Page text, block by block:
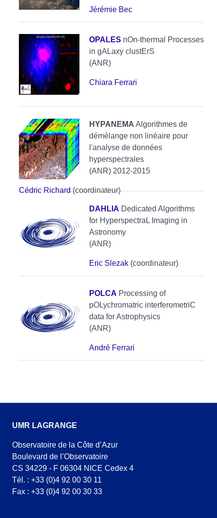
Jérémie Bec
OPALES nOn-thermal Processes
in gALaxy clustErS
(ANR)
Chiara Ferrari
HYPANEMA Algorithmes de
démélange non linéaire pour
l'analyse de données
hyperspectrales
(ANR) 2012-2015
Cédric Richard(coordinateur)
DAHLIA Dedicated Algorithms
for HyperspectraL Imaging in
Astronomy
(ANR)
Eric Slezak (coordinateur)
POLCA Processing of
pOLychromatric interferometriC
data for Astrophysics
(ANR)
André Ferrari
UMR LAGRANGE
Observatoire de la Côte d’Azur
Boulevard de l’Observatoire
CS 34229 - F 06304 NICE Cedex 4
Tél. : +33 (0)4 92 00 30 11
Fax : +33 (0)4 92 00 30 33